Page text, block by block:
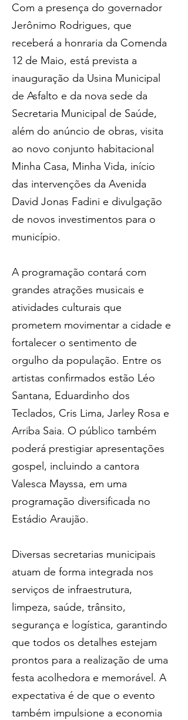
Com a presença do governador
Jerônimo Rodrigues, que
receberá a honraria da Comenda
12 de Maio, está prevista a
inauguração da Usina Municipal
de Asfalto e da nova sede da
Secretaria Municipal de Saúde,
além do anúncio de obras, visita
ao novo conjunto habitacional
Minha Casa, Minha Vida, início
das intervenções da Avenida
David Jonas Fadini e divulgação
de novos investimentos para o
município.
A programação contará com
grandes atrações musicais e
atividades culturais que
prometem movimentar a cidade e
fortalecer o sentimento de
orgulho da população. Entre os
artistas confirmados estão Léo
Santana, Eduardinho dos
Teclados, Cris Lima, Jarley Rosa e
Arriba Saia. O público também
poderá prestigiar apresentações
gospel, incluindo a cantora
Valesca Mayssa, em uma
programação diversificada no
Estádio Araujão.
Diversas secretarias municipais
atuam de forma integrada nos
serviços de infraestrutura,
limpeza, saúde, trânsito,
segurança e logística, garantindo
que todos os detalhes estejam
prontos para a realização de uma
festa acolhedora e memorável. A
expectativa é de que o evento
também impulsione a economia